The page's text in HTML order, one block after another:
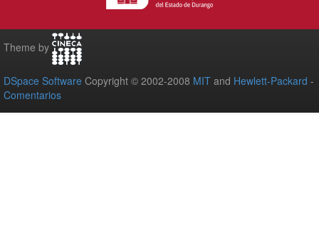
Theme by
DSpace Software Copyright © 2002-2008 MIT and Hewlett-Packard -
Comentarios